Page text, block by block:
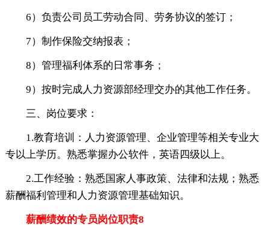
6）负责公司员工劳动合同、劳务协议的签订；
7）制作保险交纳报表；
8）管理福利体系的日常事务；
9）按时完成人力资源部经理交办的其他工作任务。
三、岗位要求：
1.教育培训：人力资源管理、企业管理等相关专业大
专以上学历。熟悉掌握办公软件，英语四级以上。
2.工作经验：熟悉国家人事政策、法律和法规；熟悉
薪酬福利管理和人力资源管理基础知识。
薪酬绩效的专员岗位职责8